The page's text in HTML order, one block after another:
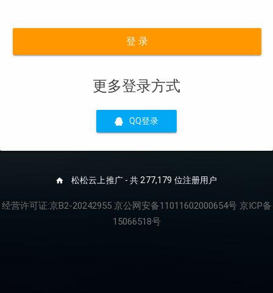
登 录
更多登录方式
QQ登录
松松云上推广 - 共 277,179 位注册用户
经营许可证:京B2-20242955 京公网安备11011602000654号 京ICP备
15066518号